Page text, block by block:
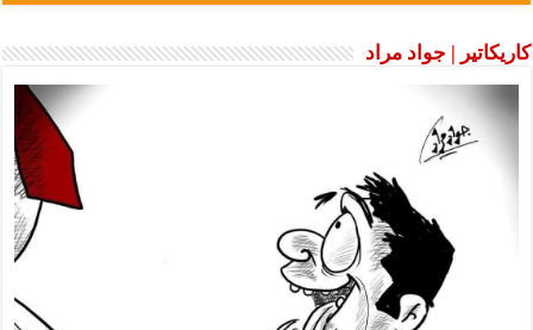
كاريكاتير | جواد مراد